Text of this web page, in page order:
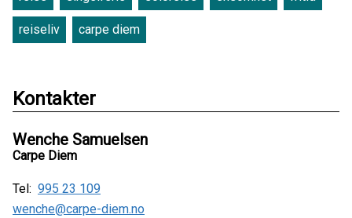
reiseliv carpe diem
Kontakter
Wenche Samuelsen
Carpe Diem
Tel: 995 23 109
wenche@carpe-diem.no